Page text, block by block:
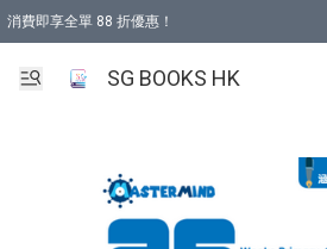
消費即享全單 88 折優惠！
SG BOOKS HK